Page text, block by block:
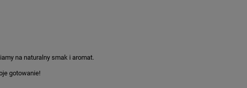
na naturalny smak i aromat.
gotowanie!